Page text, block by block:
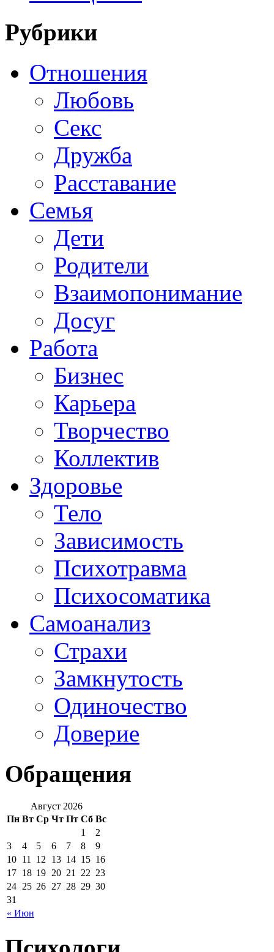
Рубрики
Отношения
Любовь
Секс
Дружба
Расставание
Семья
Дети
Родители
Взаимопонимание
Досуг
Работа
Бизнес
Карьера
Творчество
Коллектив
Здоровье
Тело
Зависимость
Психотравма
Психосоматика
Самоанализ
Страхи
Замкнутость
Одиночество
Доверие
Обращения
Август 2026
Пн Вт Ср Чт Пт Сб Вс
« Июн
1
2
3
4 5 6 7 8
9
10 11 12 13 14 15 16
17 18 19 20 21 22 23
24 25 26 27 28 29 30
31